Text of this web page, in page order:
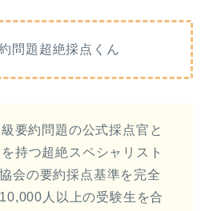
問題超絶採点くん
要約問題の公式採点官と
持つ超絶スペシャリスト
会の要約採点基準を完全
人以上の受験生を合